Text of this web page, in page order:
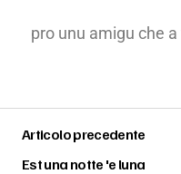
pro unu amigu che
Articolo precedente
Est una notte 'e luna